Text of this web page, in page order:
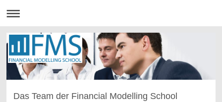
Das Team der Financial Modelling School